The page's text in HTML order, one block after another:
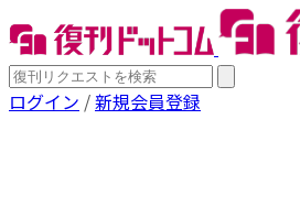
ログイン /新規会員登録